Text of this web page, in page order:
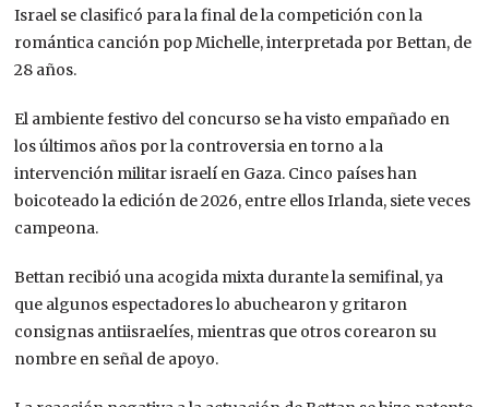
Israel se clasificó para la final de la competición con la
romántica canción pop Michelle, interpretada por Bettan, de
28 años.
El ambiente festivo del concurso se ha visto empañado en
los últimos años por la controversia en torno a la
intervención militar israelí en Gaza. Cinco países han
boicoteado la edición de 2026, entre ellos Irlanda, siete veces
campeona.
Bettan recibió una acogida mixta durante la semifinal, ya
que algunos espectadores lo abuchearon y gritaron
consignas antiisraelíes, mientras que otros corearon su
nombre en señal de apoyo.